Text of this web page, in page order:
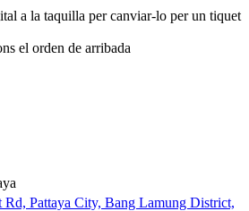
a la taquilla per canviar-lo per un tiquet
el orden de arribada
Pattaya City, Bang Lamung District,